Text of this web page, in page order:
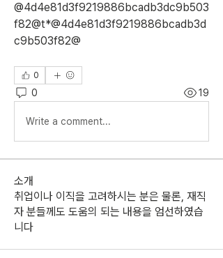
@4d4e81d3f9219886bcadb3dc9b503
f82@t*@4d4e81d3f9219886bcadb3d
c9b503f82@
0
0 19
Write a comment...
소개
취업이나 이직을 고려하시는 분은 물론, 재직
자 분들께도 도움의 되는 내용을 엄선하였습
니다